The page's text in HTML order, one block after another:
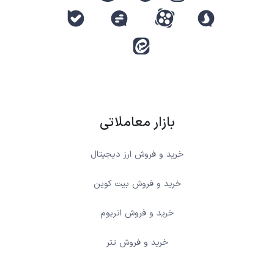
بازار معاملاتی
خرید و فروش ارز دیجیتال
خرید و فروش بیت کوین
خرید و فروش اتریوم
خرید و فروش تتر